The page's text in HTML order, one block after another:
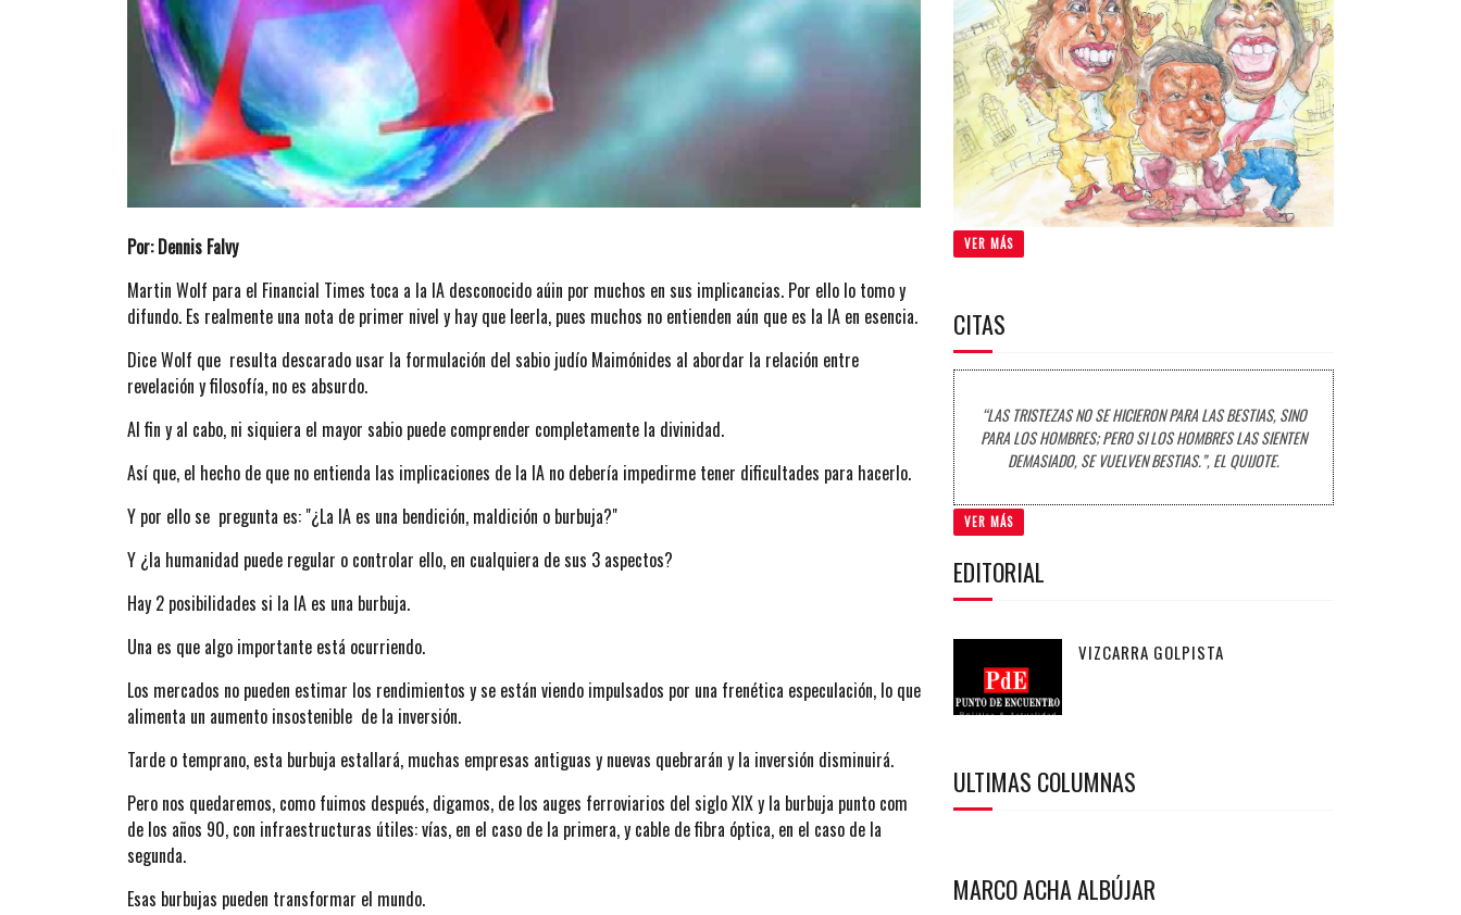
Por: Dennis Falvy
Martin Wolf para el Financial Times toca a la IA desconocido aúin por muchos en sus implicancias. Por ello lo tomo y
difundo. Es realmente una nota de primer nivel y hay que leerla, pues muchos no entienden aún que es la IA en esencia.
Dice Wolf que resulta descarado usar la formulación del sabio judío Maimónides al abordar la relación entre
revelación y filosofía, no es absurdo.
Al fin y al cabo, ni siquiera el mayor sabio puede comprender completamente la divinidad.
Así que, el hecho de que no entienda las implicaciones de la IA no debería impedirme tener dificultades para hacerlo.
Y por ello se pregunta es: "¿La IA es una bendición, maldición o burbuja?"
Y ¿la humanidad puede regular o controlar ello, en cualquiera de sus 3 aspectos?
Hay 2 posibilidades si la IA es una burbuja.
Una es que algo importante está ocurriendo.
Los mercados no pueden estimar los rendimientos y se están viendo impulsados por una frenética especulación, lo que
alimenta un aumento insostenible de la inversión.
Tarde o temprano, esta burbuja estallará, muchas empresas antiguas y nuevas quebrarán y la inversión disminuirá.
Pero nos quedaremos, como fuimos después, digamos, de los auges ferroviarios del siglo XIX y la burbuja punto com
de los años 90, con infraestructuras útiles: vías, en el caso de la primera, y cable de fibra óptica, en el caso de la
segunda.
Esas burbujas pueden transformar el mundo.
VER MÁS
CITAS
“LAS TRISTEZAS NO SE HICIERON PARA LAS BESTIAS, SINO
PARA LOS HOMBRES; PERO SI LOS HOMBRES LAS SIENTEN
DEMASIADO, SE VUELVEN BESTIAS.”, EL QUIJOTE.
VER MÁS
EDITORIAL
VIZCARRA GOLPISTA
ULTIMAS COLUMNAS
MARCO ACHA ALBÚJAR